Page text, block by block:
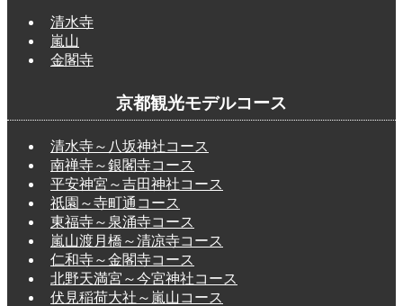
清水寺
嵐山
金閣寺
京都観光モデルコース
清水寺～八坂神社コース
南禅寺～銀閣寺コース
平安神宮～吉田神社コース
祇園～寺町通コース
東福寺～泉涌寺コース
嵐山渡月橋～清凉寺コース
仁和寺～金閣寺コース
北野天満宮～今宮神社コース
伏見稲荷大社～嵐山コース